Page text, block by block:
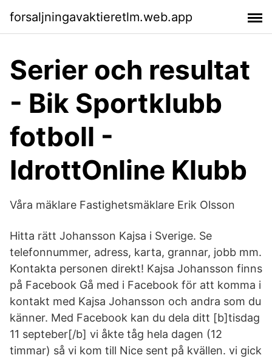
forsaljningavaktieretlm.web.app
Serier och resultat
- Bik Sportklubb
fotboll -
IdrottOnline Klubb
Våra mäklare Fastighetsmäklare Erik Olsson
Hitta rätt Johansson Kajsa i Sverige. Se
telefonnummer, adress, karta, grannar, jobb mm.
Kontakta personen direkt! Kajsa Johansson finns
på Facebook Gå med i Facebook för att komma i
kontakt med Kajsa Johansson och andra som du
känner. Med Facebook kan du dela ditt [b]tisdag
11 septeber[/b] vi åkte tåg hela dagen (12
timmar) så vi kom till Nice sent på kvällen. vi gick